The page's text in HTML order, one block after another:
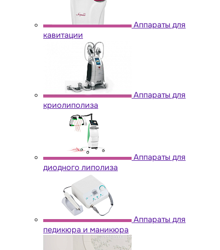
Аппараты для
кавитации
Аппараты для
криолиполиза
Аппараты для
диодного липолиза
Аппараты для
педикюра и маникюра